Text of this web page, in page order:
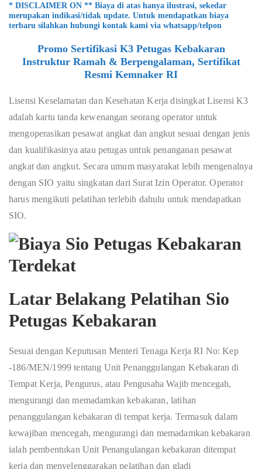
* DISCLAIMER ON ** Biaya di atas hanya ilustrasi, sekedar
merupakan indikasi/tidak update. Untuk mendapatkan biaya
terbaru silahkan hubungi kontak kami via whatsapp/telpon
Promo Sertifikasi K3 Petugas Kebakaran
Instruktur Ramah & Berpengalaman, Sertifikat
Resmi Kemnaker RI
Lisensi Keselamatan dan Kesehatan Kerja disingkat Lisensi K3
adalah kartu tanda kewenangan seorang operator untuk
mengoperasikan pesawat angkat dan angkut sesuai dengan jenis
dan kualifikasinya atau petugas untuk penanganan pesawat
angkat dan angkut. Secara umum masyarakat lebih mengenalnya
dengan SIO yaitu singkatan dari Surat Izin Operator. Operator
harus mengikuti pelatihan terlebih dahulu untuk mendapatkan
SIO.
Latar Belakang Pelatihan Sio
Petugas Kebakaran
Sesuai dengan Keputusan Menteri Tenaga Kerja RI No: Kep
-186/MEN/1999 tentang Unit Penanggulangan Kebakaran di
Tempat Kerja, Pengurus, atau Pengusaha Wajib mencegah,
mengurangi dan memadamkan kebakaran, latihan
penanggulangan kebakaran di tempat kerja. Termasuk dalam
kewajiban mencegah, mengurangi dan memadamkan kebakaran
ialah pembentukan Unit Penangulangan kebakaran ditempat
kerja dan menyelenggarakan pelatihan dan gladi